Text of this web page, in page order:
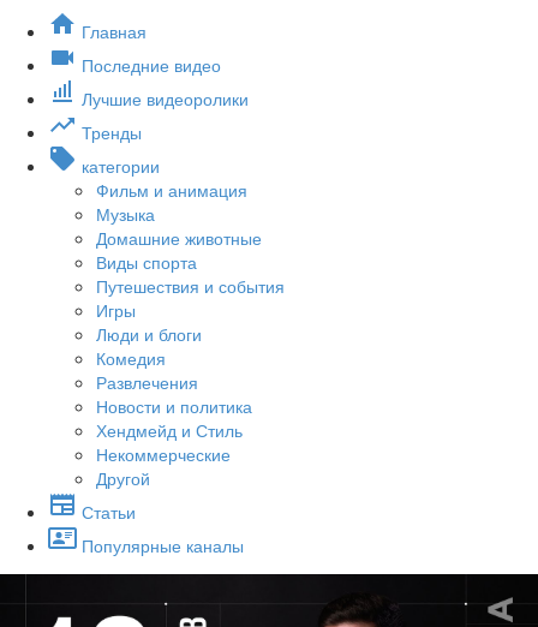
Главная
Последние видео
Лучшие видеоролики
Тренды
категории
Фильм и анимация
Музыка
Домашние животные
Виды спорта
Путешествия и события
Игры
Люди и блоги
Комедия
Развлечения
Новости и политика
Хендмейд и Стиль
Некоммерческие
Другой
Статьи
Популярные каналы